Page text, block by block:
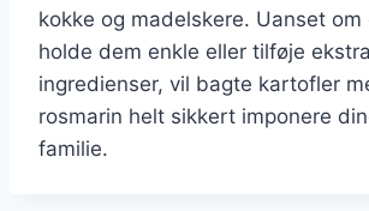
kokke og madelskere. Uanset
holde dem enkle eller tilføje ekstra
ingredienser, vil bagte kartofler
rosmarin helt sikkert imponere
familie.